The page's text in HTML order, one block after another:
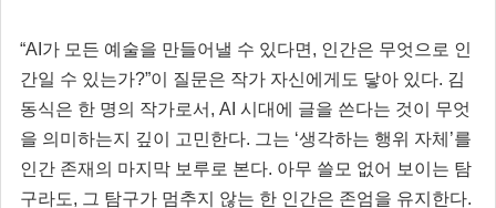
“AI가 모든 예술을 만들어낼 수 있다면, 인간은 무엇으로 인
간일 수 있는가?”이 질문은 작가 자신에게도 닿아 있다. 김
동식은 한 명의 작가로서, AI 시대에 글을 쓴다는 것이 무엇
을 의미하는지 깊이 고민한다. 그는 ‘생각하는 행위 자체’를
인간 존재의 마지막 보루로 본다. 아무 쓸모 없어 보이는 탐
구라도, 그 탐구가 멈추지 않는 한 인간은 존엄을 유지한다.